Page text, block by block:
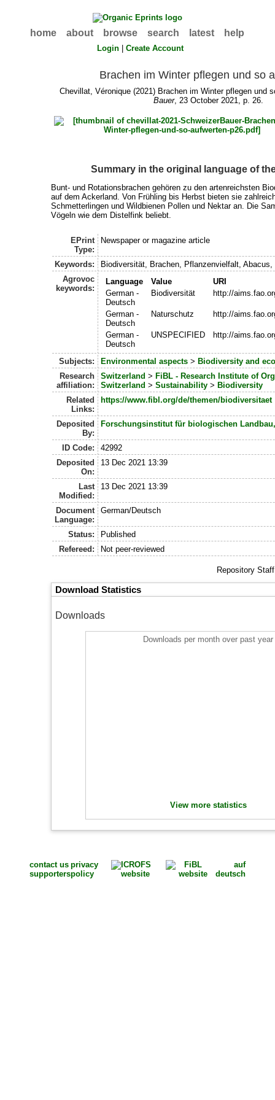
home about browse search latest help
Login |Create Account
Brachen im Winter pflegen und so
Chevillat, Véronique (2021) Brachen im Winter pflegen und
Bauer, 23 October 2021, p. 26.
Summary in the original language of
Bunt- und Rotationsbrachen gehören zu den artenreichsten
auf dem Ackerland. Von Frühling bis Herbst bieten sie
Schmetterlingen und Wildbienen Pollen und Nektar an. Die
Vögeln wie dem Distelfink beliebt.
EPrint
Type:
Newspaper or magazine article
Keywords:
Biodiversität, Brachen, Pflanzenvielfalt, Abacus,
Agrovoc
keywords:
Language Value
URI
German -
Deutsch
Biodiversität http://
German -
Deutsch
Naturschutz http://
German -
Deutsch
UNSPECIFIED http://
Subjects: Environmental aspects> Biodiversity and
Research
affiliation:
Switzerland > FiBL - Research Institute of
Switzerland > Sustainability> Biodiversity
Related
Links:
https://www.fibl.org/de/themen/biodiversitaet
Deposited
By:
Forschungsinstitut für biologischen
ID Code:
42992
Deposited
On:
13 Dec 2021 13:39
Last
Modified:
13 Dec 2021 13:39
Document
Language:
German/Deutsch
Status:
Published
Refereed:
Not peer-reviewed
Repository
Download Statistics
Downloads
Downloads per month over past year
View more statistics
contact us
supporters
privacy
policy
auf
deutsch